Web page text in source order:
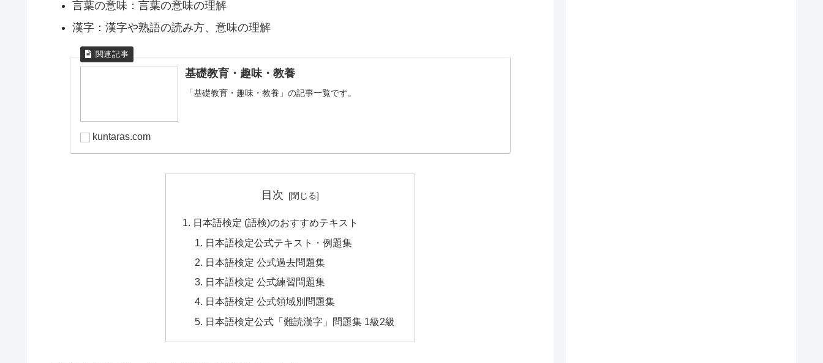
言葉の意味：言葉の意味の理解
漢字：漢字や熟語の読み方、意味の理解
基礎教育・趣味・教養
「基礎教育・趣味・教養」の記事一覧です。
kuntaras.com
目次
日本語検定 (語検)のおすすめテキスト
日本語検定公式テキスト・例題集
日本語検定 公式過去問題集
日本語検定 公式練習問題集
日本語検定 公式領域別問題集
日本語検定公式「難読漢字」問題集 1級2級